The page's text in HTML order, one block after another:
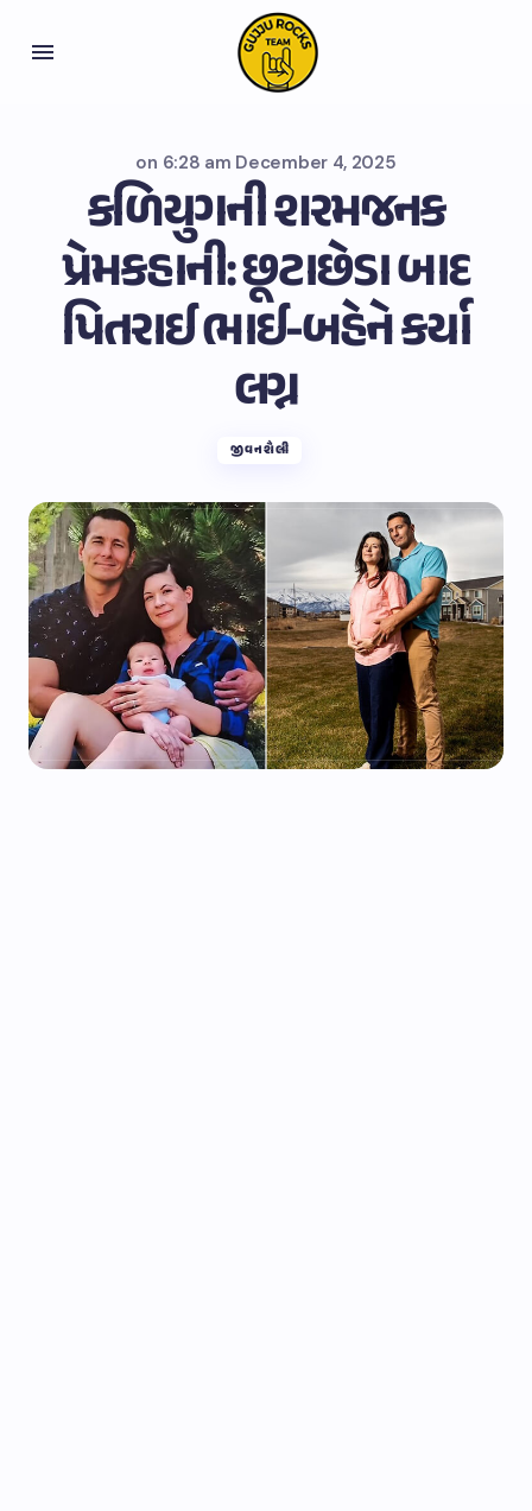
on 6:28 am December 4, 2025
કળિયુગની શરમજનક
પ્રેમકહાની: છૂટાછેડા બાદ
પિતરાઈ ભાઈ-બહેને કર્યા
લગ્ન
જીવનશૈલી